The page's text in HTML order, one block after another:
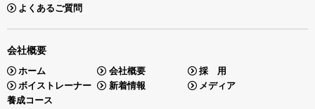
よくあるご質問
会社概要
ホーム 会社概要
採 用
ボイストレーナー
養成コース
新着情報 メディア